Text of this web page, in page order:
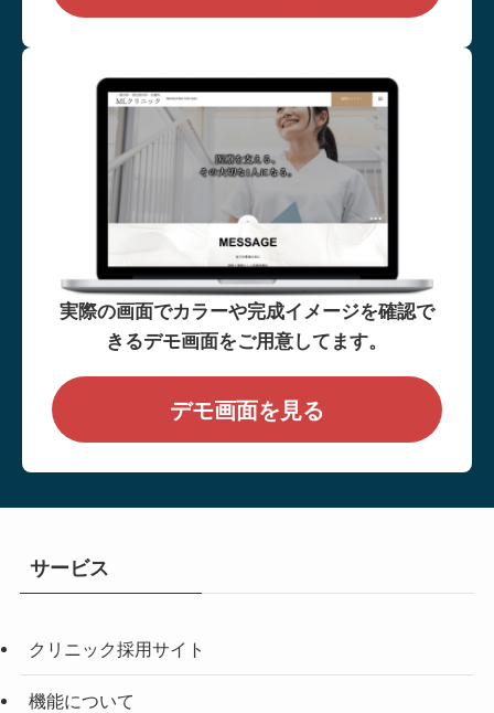
実際の画面でカラーや完成イメージを確認で
きるデモ画面をご用意してます。
デモ画面を見る
サービス
クリニック採用サイト
機能について